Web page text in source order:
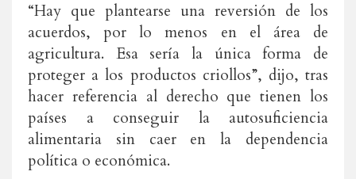
“Hay que plantearse una reversión de los
acuerdos, por lo menos en el área de
agricultura. Esa sería la única forma de
proteger a los productos criollos”, dijo, tras
hacer referencia al derecho que tienen los
países a conseguir la autosuficiencia
alimentaria sin caer en la dependencia
política o económica.